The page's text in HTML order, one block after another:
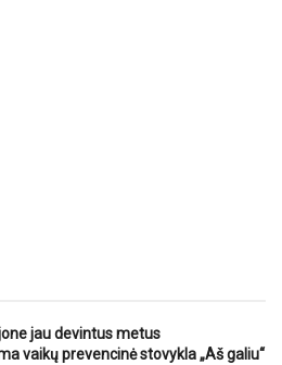
jau devintus metus
vaikų prevencinė stovykla „Aš galiu“